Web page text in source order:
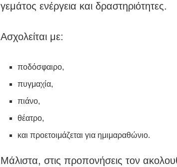
γεμάτος ενέργεια και δραστηριότητες.
Ασχολείται με:
ποδόσφαιρο,
πυγμαχία,
πιάνο,
θέατρο,
και προετοιμάζεται για ημιμαραθώνιο.
Μάλιστα, στις προπονήσεις τον